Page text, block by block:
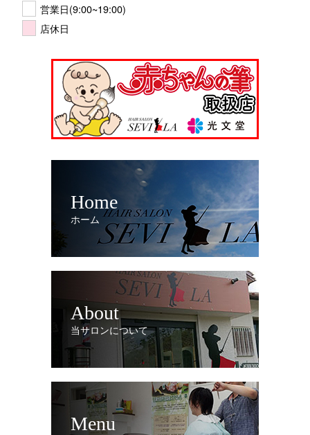
営業日(9:00~19:00)
店休日
Home
ホーム
About
当サロンについて
Menu